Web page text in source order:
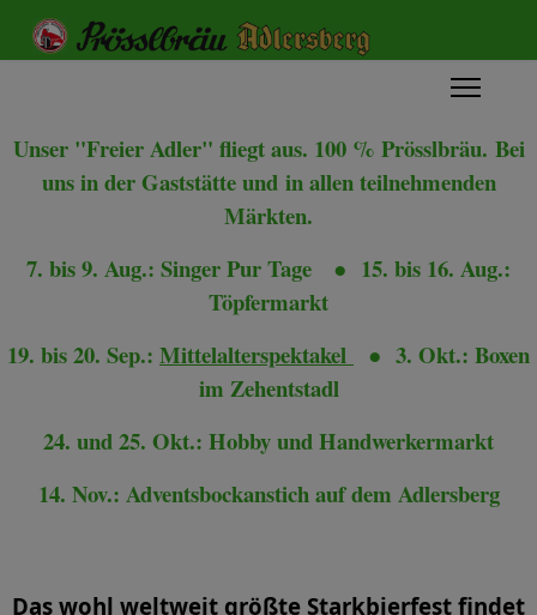
Unser "Freier Adler" fliegt aus. 100 % Prösslbräu. Bei
uns in der Gaststätte undin allen teilnehmenden
Märkten.
7. bis 9. Aug.: Singer Pur Tage
● 15. bis 16. Aug.:
Töpfermarkt
19. bis 20. Sep.: Mittelalterspektakel ● 3. Okt.: Boxen
im Zehentstadl
24. und 25. Okt.: Hobby und Handwerkermarkt
14. Nov.: Adventsbockanstich auf dem Adlersberg
Das wohl weltweit größte Starkbierfest findet